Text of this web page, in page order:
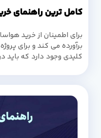
کامل ترین راهنمای خرید
برای اطمینان از خرید
برآورده می کند و برای
کلیدی وجود دارد که باید